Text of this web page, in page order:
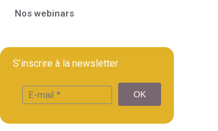
Nos webinars
S’inscrire à la newsletter